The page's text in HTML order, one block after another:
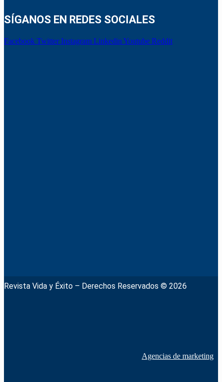
SÍGANOS EN REDES SOCIALES
Facebook Twitter Instagram Linkedin Youtube Reddit
Revista Vida y Éxito – Derechos Reservados © 2026
Agencias de marketing